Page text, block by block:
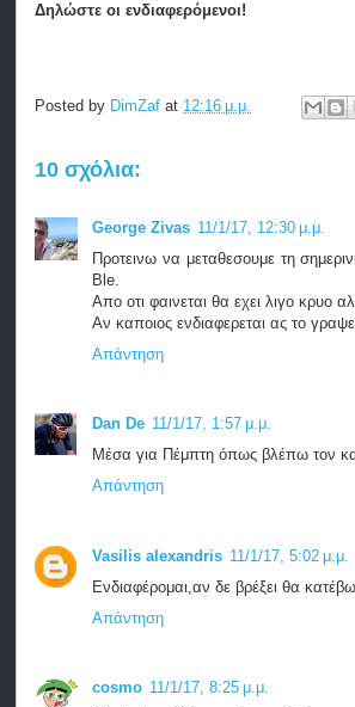
Δηλώστε οι ενδιαφερόμενοι!
Posted by DimZaf at 12:16 μ.μ.
10 σχόλια:
George Zivas 11/1/17, 12:30 μ.μ.
Προτεινω να μεταθεσουμε τη
Ble.
Απο οτι φαινεται θα εχει λιγο κρυο
Αν καποιος ενδιαφερεται ας το
Απάντηση
Dan De 11/1/17, 1:57 μ.μ.
Μέσα για Πέμπτη όπως βλέπω τον
Απάντηση
Vasilis alexandris 11/1/17, 5:02 μ.μ.
Ενδιαφέρομαι,αν δε βρέξει θα
Απάντηση
cosmo 11/1/17, 8:25 μ.μ.